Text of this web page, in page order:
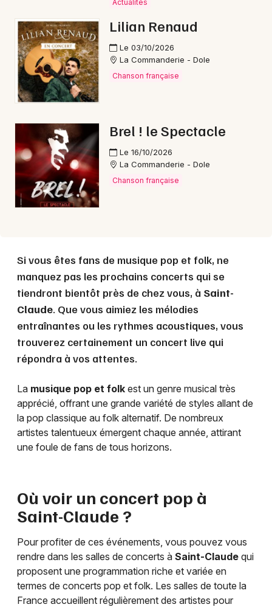
39 - Jura
Mon email
Actualités
Lilian Renaud
Le 03/10/2026
La Commanderie - Dole
Chanson française
Brel ! le Spectacle
Le 16/10/2026
La Commanderie - Dole
Chanson française
Si vous êtes fans de musique pop et folk, ne
manquez pas les prochains concerts qui se
tiendront bientôt près de chez vous, à Saint-
Claude. Que vous aimiez les mélodies
entraînantes ou les rythmes acoustiques, vous
trouverez certainement un concert live qui
répondra à vos attentes.
La musique pop et folk est un genre musical très
apprécié, offrant une grande variété de styles allant de
la pop classique au folk alternatif. De nombreux
artistes talentueux émergent chaque année, attirant
une foule de fans de tous horizons.
Où voir un concert pop à
Saint-Claude ?
Pour profiter de ces événements, vous pouvez vous
rendre dans les salles de concerts à Saint-Claude qui
proposent une programmation riche et variée en
termes de concerts pop et folk. Les salles de toute la
France accueillent régulièrement des artistes pour